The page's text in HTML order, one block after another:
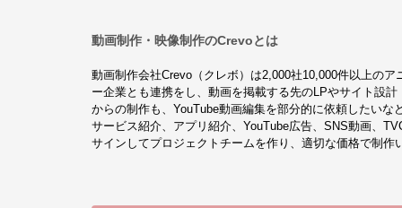
動画制作・映像制作のCrevoとは
動画制作会社Crevo（クレボ）は2,000社10,000件以上の
ー企業とも連携をし、動画を掲載する先のLPやサイト設
からの制作も、YouTube動画編集を部分的に依頼したいな
サービス紹介、アプリ紹介、YouTube広告、SNS動画、
サインしてプロジェクトチームを作り、適切な価格で制作